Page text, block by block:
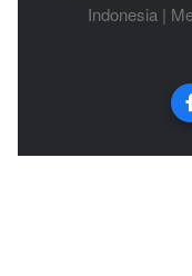
Indonesia|